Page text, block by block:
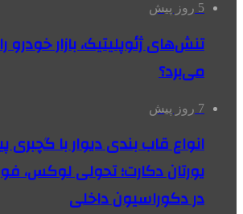
5 روز پیش
تنش‌های ژئوپلیتیک، بازار
می‌برد؟
7 روز پیش
انواع قاب بندی دیوار با
یورتان دکارت؛ تحولی لوکس،
در دکوراسیون داخلی